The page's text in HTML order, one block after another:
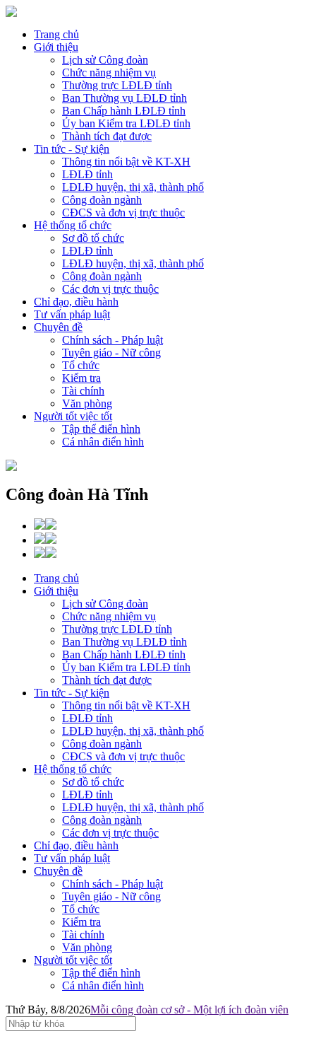
Trang chủ
Giới thiệu
Lịch sử Công đoàn
Chức năng nhiệm vụ
Thường trực LĐLĐ tỉnh
Ban Thường vụ LĐLĐ tỉnh
Ban Chấp hành LĐLĐ tỉnh
Ủy ban Kiểm tra LĐLĐ tỉnh
Thành tích đạt được
Tin tức - Sự kiện
Thông tin nổi bật về KT-XH
LĐLĐ tỉnh
LĐLĐ huyện, thị xã, thành phố
Công đoàn ngành
CĐCS và đơn vị trực thuộc
Hệ thống tổ chức
Sơ đồ tổ chức
LĐLĐ tỉnh
LĐLĐ huyện, thị xã, thành phố
Công đoàn ngành
Các đơn vị trực thuộc
Chỉ đạo, điều hành
Tư vấn pháp luật
Chuyên đề
Chính sách - Pháp luật
Tuyên giáo - Nữ công
Tổ chức
Kiểm tra
Tài chính
Văn phòng
Người tốt việc tốt
Tập thể điển hình
Cá nhân điển hình
Công đoàn Hà Tĩnh
Trang chủ
Giới thiệu
Lịch sử Công đoàn
Chức năng nhiệm vụ
Thường trực LĐLĐ tỉnh
Ban Thường vụ LĐLĐ tỉnh
Ban Chấp hành LĐLĐ tỉnh
Ủy ban Kiểm tra LĐLĐ tỉnh
Thành tích đạt được
Tin tức - Sự kiện
Thông tin nổi bật về KT-XH
LĐLĐ tỉnh
LĐLĐ huyện, thị xã, thành phố
Công đoàn ngành
CĐCS và đơn vị trực thuộc
Hệ thống tổ chức
Sơ đồ tổ chức
LĐLĐ tỉnh
LĐLĐ huyện, thị xã, thành phố
Công đoàn ngành
Các đơn vị trực thuộc
Chỉ đạo, điều hành
Tư vấn pháp luật
Chuyên đề
Chính sách - Pháp luật
Tuyên giáo - Nữ công
Tổ chức
Kiểm tra
Tài chính
Văn phòng
Người tốt việc tốt
Tập thể điển hình
Cá nhân điển hình
Thứ Bảy, 8/8/2026Mỗi công đoàn cơ sở - Một lợi ích đoàn viên